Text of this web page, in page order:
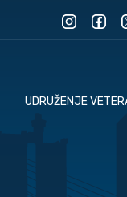
UDRUŽENJE